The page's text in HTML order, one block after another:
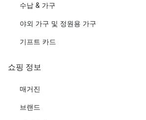
수납 & 가구
야외 가구 및 정원용 가구
기프트 카드
쇼핑 정보
매거진
브랜드